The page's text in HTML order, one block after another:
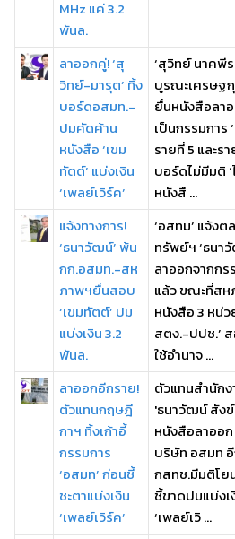
MHz แค่ 3.2
พันล.
ลาออกคู่! ‘สุ
วิทย์-มารุต’ ทิ้ง
บอร์ดอสมท.-
ปมคัดค้าน
หนังสือ ‘เขม
ทัตต์’ แบ่งเงิน
‘เพลย์เวิร์ค’
‘สุวิทย์ นาคพี
บูรณะเศรษฐ
ยื่นหนังสือลา
เป็นกรรมการ
รายที่ 5 และร
บอร์ดไม่มีมติ ‘
หนังสื ...
แจ้งทางการ!
‘ธนาวัฒน์’ พ้น
กก.อสมท.-สห
ภาพฯยื่นสอบ
‘เขมทัตต์’ ปม
แบ่งเงิน 3.2
พันล.
‘อสทม’ แจ้ง
ทรัพย์ฯ ‘ธนา
ลาออกจากก
แล้ว ขณะที่ส
หนังสือ 3 หน่ว
สตง.-ปปช.’ ส
ใช้อำนาจ ...
ลาออกอีกราย!
ตัวแทนกฤษฎี
กาฯ ทิ้งเก้าอี้
กรรมการ
‘อสมท’ ก่อนชี้
ชะตาแบ่งเงิน
‘เพลย์เวิร์ค’
ตัวแทนสำนัก
'ธนาวัฒน์ สัง
หนังสือลาออ
บริษัท อสมท
กสทช.มีมติโ
ชี้ขาดปมแบ่งเ
‘เพลย์เวิ ...